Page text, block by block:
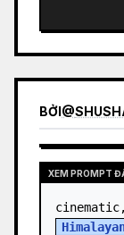
golden
clouds
BỞI@
XEM PROMPT